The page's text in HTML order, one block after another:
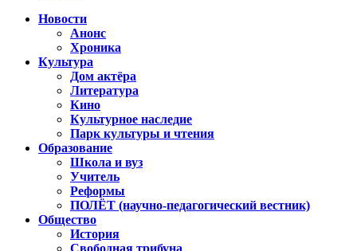
Новости
Анонс
Хроника
Культура
Дом актёра
Литература
Кино
Культурное наследие
Парк культуры и чтения
Образование
Школа и вуз
Учитель
Реформы
ПОЛЁТ (научно-педагогический вестник)
Общество
История